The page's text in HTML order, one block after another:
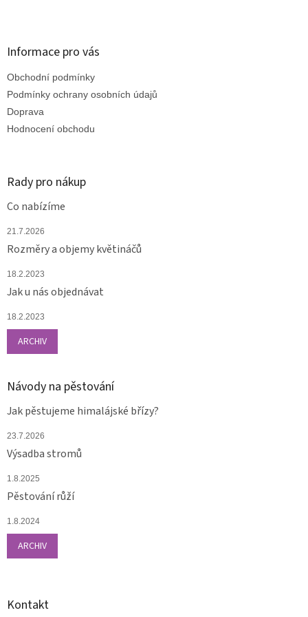
Informace pro vás
Obchodní podmínky
Podmínky ochrany osobních údajů
Doprava
Hodnocení obchodu
Rady pro nákup
Co nabízíme
21.7.2026
Rozměry a objemy květináčů
18.2.2023
Jak u nás objednávat
18.2.2023
ARCHIV
Návody na pěstování
Jak pěstujeme himalájské břízy?
23.7.2026
Výsadba stromů
1.8.2025
Pěstování růží
1.8.2024
ARCHIV
Kontakt